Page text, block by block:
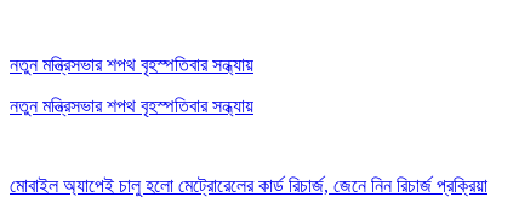
নতুন মন্ত্রিসভার শপথ বৃহস্পতিবার সন্ধ্যায়
নতুন মন্ত্রিসভার শপথ বৃহস্পতিবার সন্ধ্যায়
মোবাইল অ্যাপেই চালু হলো মেট্রোরেলের কার্ড রিচার্জ, জেনে নিন রিচার্জ প্রক্রিয়া